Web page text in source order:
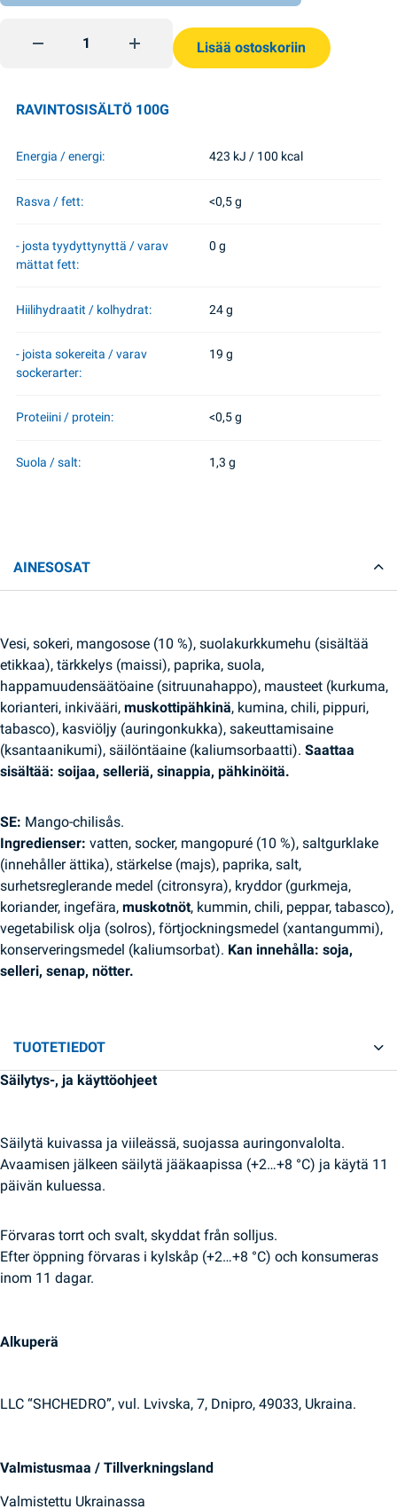
Kastike MANGO ja CHILI 200g Shedro quantity
Lisää ostoskoriin
RAVINTOSISÄLTÖ 100G
Energia / energi: 423 kJ / 100 kcal
Rasva / fett: <0,5 g
- josta tyydyttynyttä / varav
mättat fett:
0 g
Hiilihydraatit / kolhydrat: 24 g
- joista sokereita / varav
sockerarter:
19 g
Proteiini / protein: <0,5 g
Suola / salt: 1,3 g
AINESOSAT
Vesi, sokeri, mangosose (10 %), suolakurkkumehu (sisältää
etikkaa), tärkkelys (maissi), paprika, suola,
happamuudensäätöaine (sitruunahappo), mausteet (kurkuma,
korianteri, inkivääri, muskottipähkinä, kumina, chili, pippuri,
tabasco), kasviöljy (auringonkukka), sakeuttamisaine
(ksantaanikumi), säilöntäaine (kaliumsorbaatti). Saattaa
sisältää: soijaa, selleriä, sinappia, pähkinöitä.
SE: Mango-chilisås.
Ingredienser: vatten, socker, mangopuré (10 %), saltgurklake
(innehåller ättika), stärkelse (majs), paprika, salt,
surhetsreglerande medel (citronsyra), kryddor (gurkmeja,
koriander, ingefära, muskotnöt, kummin, chili, peppar, tabasco),
vegetabilisk olja (solros), förtjockningsmedel (xantangummi),
konserveringsmedel (kaliumsorbat). Kan innehålla: soja,
selleri, senap, nötter.
TUOTETIEDOT
Säilytys-, ja käyttöohjeet
Säilytä kuivassa ja viileässä, suojassa auringonvalolta.
Avaamisen jälkeen säilytä jääkaapissa (+2…+8 °C) ja käytä 11
päivän kuluessa.
Förvaras torrt och svalt, skyddat från solljus.
Efter öppning förvaras i kylskåp (+2…+8 °C) och konsumeras
inom 11 dagar.
Alkuperä
LLC “SHCHEDRO”, vul. Lvivska, 7, Dnipro, 49033, Ukraina.
Valmistusmaa / Tillverkningsland
Valmistettu Ukrainassa